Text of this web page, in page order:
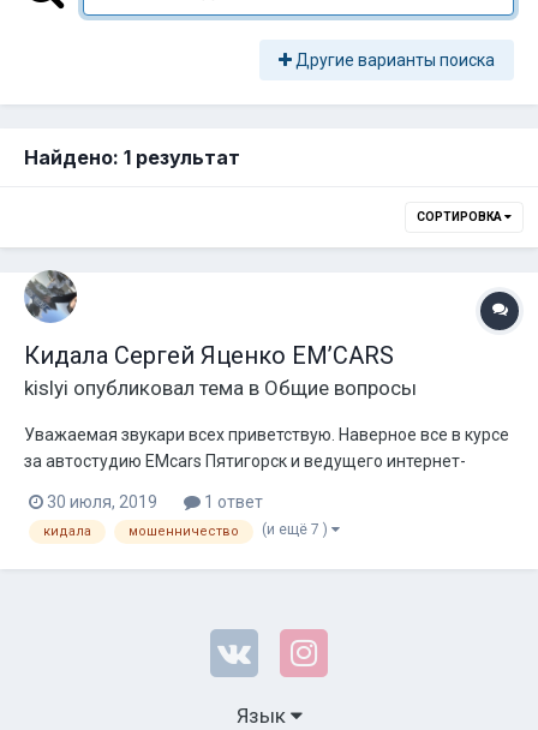
Другие варианты поиска
Найдено: 1 результат
СОРТИРОВКА
Кидала Сергей Яценко EM’CARS
kislyi опубликовал тема в Общие вопросы
Уважаемая звукари всех приветствую. Наверное все в курсе
за автостудию EMcars Пятигорск и ведущего интернет-
утратила своё значение, За данного человека ничего не
узнавал, и не собирался, так как имеет собственную студию,
организатор многих местны...
30 июля, 2019 1 ответ
кидала мошенничество (и ещё 7 )
Язык